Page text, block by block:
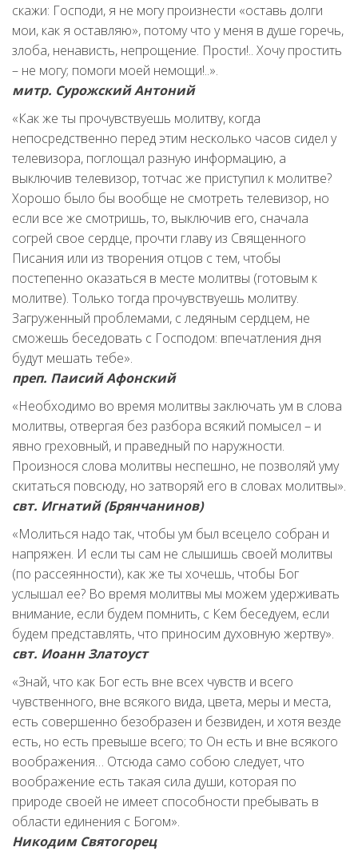
скажи: Господи, я не могу произнести «оставь долги
мои, как я оставляю», потому что у меня в душе гоpечь,
злоба, ненависть, непpощение. Пpости!.. Хочу пpостить
– не могу; помоги моей немощи!..».
митр. Сурожский Антоний
«Как же ты прочувствуешь молитву, когда
непосредственно перед этим несколько часов сидел у
телевизора, поглощал разную информацию, а
выключив телевизор, тотчас же приступил к молитве?
Хорошо было бы вообще не смотреть телевизор, но
если все же смотришь, то, выключив его, сначала
согрей свое сердце, прочти главу из Священного
Писания или из творения отцов с тем, чтобы
постепенно оказаться в месте молитвы (готовым к
молитве). Только тогда прочувствуешь молитву.
Загруженный проблемами, с ледяным сердцем, не
сможешь беседовать с Господом: впечатления дня
будут мешать тебе».
преп. Паисий Афонский
«Необходимо во время молитвы заключать ум в слова
молитвы, отвергая без разбора всякий помысел – и
явно греховный, и праведный по наружности.
Произнося слова молитвы неспешно, не позволяй уму
скитаться повсюду, но затворяй его в словах молитвы».
свт. Игнатий (Брянчанинов)
«Молиться надо так, чтобы ум был всецело собран и
напряжен. И если ты сам не слышишь своей молитвы
(по рассеянности), как же ты хочешь, чтобы Бог
услышал ее? Во время молитвы мы можем удерживать
внимание, если будем помнить, с Кем беседуем, если
будем представлять, что приносим духовную жертву».
свт. Иоанн Златоуст
«Знай, что как Бог есть вне всех чувств и всего
чувственного, вне всякого вида, цвета, меры и места,
есть совершенно безoбразен и безвиден, и хотя везде
есть, но есть превыше всего; то Он есть и вне всякого
воображения… Отсюда само собою следует, что
воображение есть такая сила души, которая по
природе своей не имеет способности пребывать в
области единения с Богом».
Никодим Святогорец